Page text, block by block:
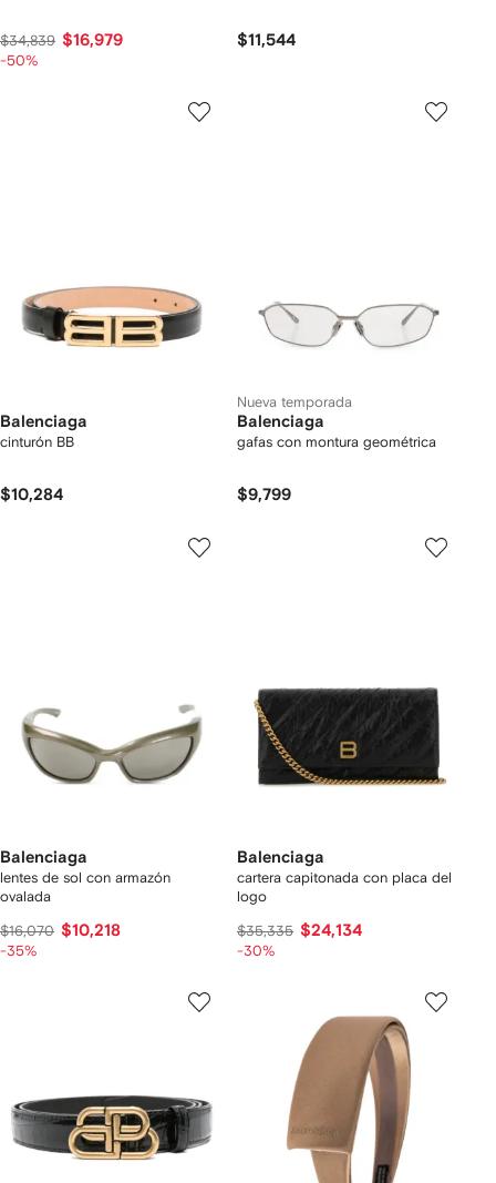
$34,839 $16,979
-50%
$11,544
Balenciaga
cinturón BB
$10,284
Nueva temporada
Balenciaga
gafas con montura geométrica
$9,799
Balenciaga
lentes de sol con armazón
ovalada
$16,070 $10,218
-35%
Balenciaga
cartera capitonada con placa del
logo
$35,335 $24,134
-30%